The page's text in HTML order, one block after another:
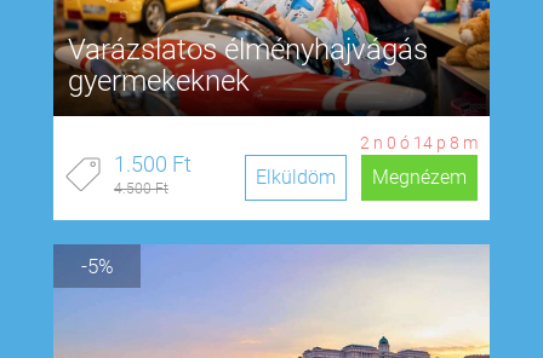
Varázslatos élményhajvágás
gyermekeknek
2 n 0 ó 14 p 7 m
1.500 Ft
4.500 Ft Megnézem
Elküldöm
-5%